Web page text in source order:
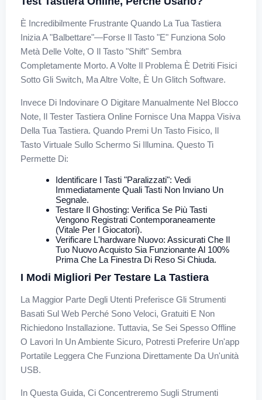
È Incredibilmente Frustrante Quando La Tua Tastiera
Inizia A "balbettare"—Forse Il Tasto "E" Funziona Solo
Metà Delle Volte, O Il Tasto "Shift" Sembra
Completamente Morto. A Volte Il Problema È Detriti Fisici
Sotto Gli Switch, Ma Altre Volte, È Un Glitch Software.
Invece Di Indovinare O Digitare Manualmente Nel Blocco
Note, Il Tester Tastiera Online Fornisce Una Mappa Visiva
Della Tua Tastiera. Quando Premi Un Tasto Fisico, Il
Tasto Virtuale Sullo Schermo Si Illumina. Questo Ti
Permette Di:
Identificare I Tasti "paralizzati": Vedi
Immediatamente Quali Tasti Non Inviano Un
Segnale.
Testare Il Ghosting: Verifica Se Più Tasti
Vengono Registrati Contemporaneamente
(vitale Per I Giocatori).
Verificare L'hardware Nuovo: Assicurati Che Il
Tuo Nuovo Acquisto Sia Funzionante Al 100%
Prima Che La Finestra Di Reso Si Chiuda.
I Modi Migliori Per Testare La Tastiera
La Maggior Parte Degli Utenti Preferisce Gli Strumenti
Basati Sul Web Perché Sono Veloci, Gratuiti E Non
Richiedono Installazione. Tuttavia, Se Sei Spesso Offline
O Lavori In Un Ambiente Sicuro, Potresti Preferire Un'app
Portatile Leggera Che Funziona Direttamente Da Un'unità
USB.
In Questa Guida, Ci Concentreremo Sugli Strumenti